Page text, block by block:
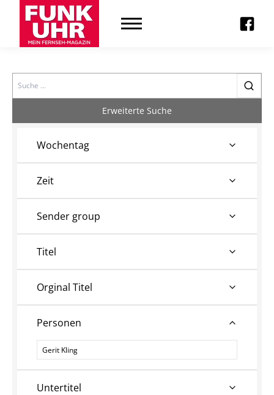
Search
Erweiterte Suche
Wochentag
Zeit
Sender group
Titel
Orginal Titel
Personen
Personen
Untertitel